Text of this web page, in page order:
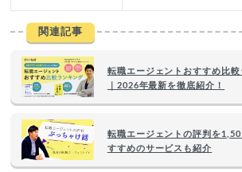
関連記事
転職エージェントおすすめ比
｜2026年最新を徹底紹介！
転職エージェントの評判を
すすめのサービスも紹介